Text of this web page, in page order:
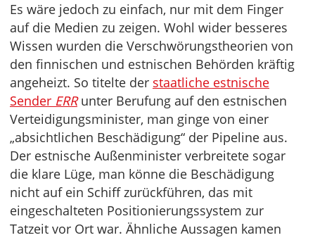
Es wäre jedoch zu einfach, nur mit dem Finger
auf die Medien zu zeigen. Wohl wider besseres
Wissen wurden die Verschwörungstheorien von
den finnischen und estnischen Behörden kräftig
angeheizt. So titelte der staatliche estnische
Sender ERRunter Berufung auf den estnischen
Verteidigungsminister, man ginge von einer
„absichtlichen Beschädigung“ der Pipeline aus.
Der estnische Außenminister verbreitete sogar
die klare Lüge, man könne die Beschädigung
nicht auf ein Schiff zurückführen, das mit
eingeschalteten Positionierungssystem zur
Tatzeit vor Ort war. Ähnliche Aussagen kamen